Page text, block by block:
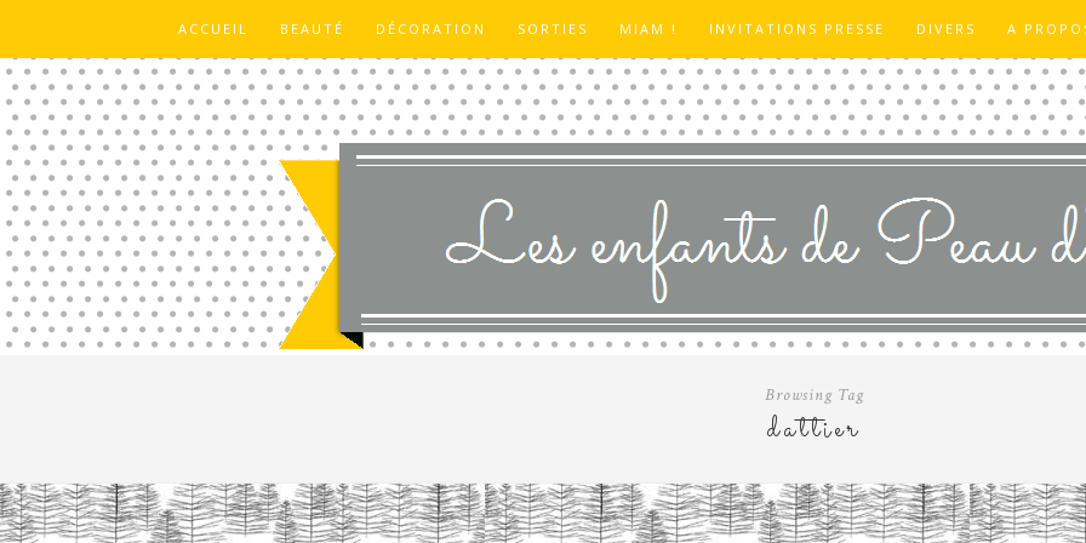
ACCUEIL BEAUTÉ DÉCORATION SORTIES MIAM ! INVITATIONS PRESSE DIVERS A
Browsing Tag
dattier